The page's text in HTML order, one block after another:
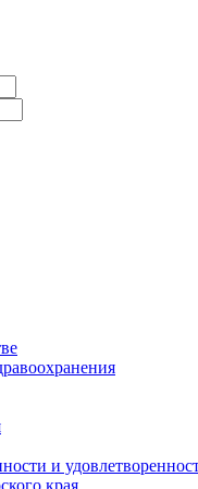
и
края